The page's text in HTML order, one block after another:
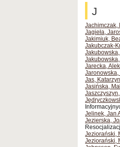
J
Jachimczak,
Jagieła,
Jakimiuk,
Jakubczak-
Jarecka,
Jaronowska,
Jas,
Jasińska,
Jelinek, Jan
Jezierska,
Jeziorański,
Jeziorański,